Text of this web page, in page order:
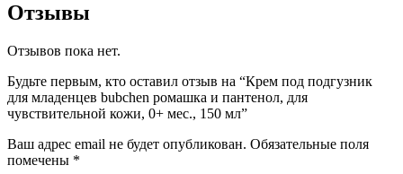
Отзывы
Отзывов пока нет.
Будьте первым, кто оставил отзыв на “Крем под подгузник
для младенцев bubchen ромашка и пантенол, для
чувствительной кожи, 0+ мес., 150 мл”
Ваш адрес email не будет опубликован. Обязательные поля
помечены *